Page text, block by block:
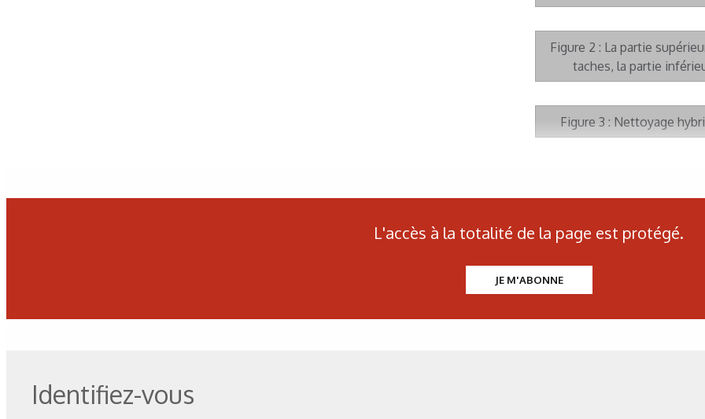
Figure 2 : La partie
taches, la partie
Figure 3 : Nettoyage
Les derniers articles sur ce thème
L'accès à la totalité de la page est protégé.
JE M'ABONNE
Identifiez-vous